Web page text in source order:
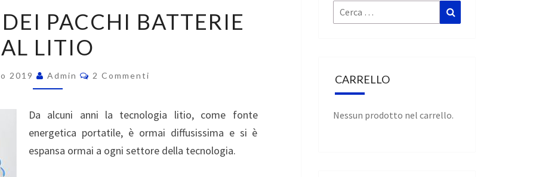
RECUPERO
DEI
PACCHI
BATTERIE
LITIO
PACCHI BATTERIE
AL LITIO
2019 Admin Commenti
2 Commenti
Da alcuni anni la tecnologia litio, come fonte
energetica portatile, è ormai diffusissima e si è
espansa ormai a ogni settore della tecnologia.
Cerca:
CARRELLO
Nessun prodotto nel carrello.